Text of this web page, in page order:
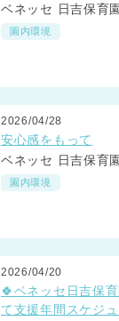
ベネッセ 日吉保育園
園内環境
2026/04/28
安心感をもって
ベネッセ 日吉保育園
園内環境
2026/04/20
🍀ベネッセ日吉保
て支援年間スケジ